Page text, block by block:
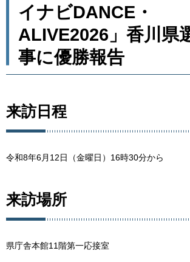
イナビDANCE・
ALIVE2026」香川県
事に優勝報告
来訪日程
令和8年6月12日（金曜日）16時30分から
来訪場所
県庁舎本館11階第一応接室